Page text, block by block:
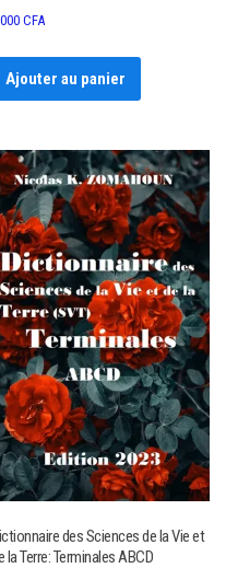
CFA
Ajouter au panier
des Sciences de la Vie et
la Terre: Terminales ABCD